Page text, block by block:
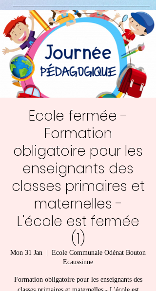
Ecole fermée -
Formation
obligatoire pour les
enseignants des
classes primaires et
maternelles -
L'école est fermée
(1)
Mon 31 Jan
Ecole Communale Odénat Bouton
Ecaussinne
Formation obligatoire pour les enseignants des